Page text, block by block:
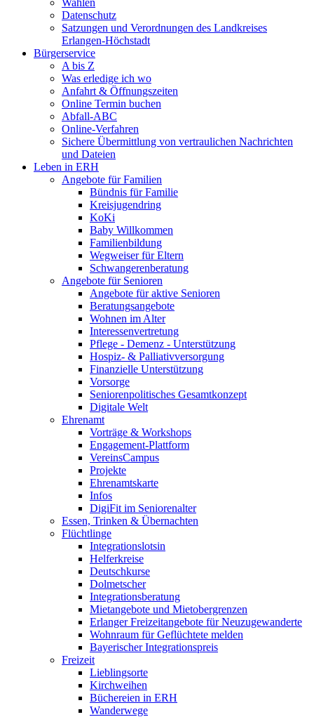
Wahlen
Datenschutz
Satzungen und Verordnungen des Landkreises
Erlangen-Höchstadt
Bürgerservice
A bis Z
Was erledige ich wo
Anfahrt & Öffnungszeiten
Online Termin buchen
Abfall-ABC
Online-Verfahren
Sichere Übermittlung von vertraulichen Nachrichten
und Dateien
Leben in ERH
Angebote für Familien
Bündnis für Familie
Kreisjugendring
KoKi
Baby Willkommen
Familienbildung
Wegweiser für Eltern
Schwangerenberatung
Angebote für Senioren
Angebote für aktive Senioren
Beratungsangebote
Wohnen im Alter
Interessenvertretung
Pflege - Demenz - Unterstützung
Hospiz- & Palliativversorgung
Finanzielle Unterstützung
Vorsorge
Seniorenpolitisches Gesamtkonzept
Digitale Welt
Ehrenamt
Vorträge & Workshops
Engagement-Plattform
VereinsCampus
Projekte
Ehrenamtskarte
Infos
DigiFit im Seniorenalter
Essen, Trinken & Übernachten
Flüchtlinge
Integrationslotsin
Helferkreise
Deutschkurse
Dolmetscher
Integrationsberatung
Mietangebote und Mietobergrenzen
Erlanger Freizeitangebote für Neuzugewanderte
Wohnraum für Geflüchtete melden
Bayerischer Integrationspreis
Freizeit
Lieblingsorte
Kirchweihen
Büchereien in ERH
Wanderwege